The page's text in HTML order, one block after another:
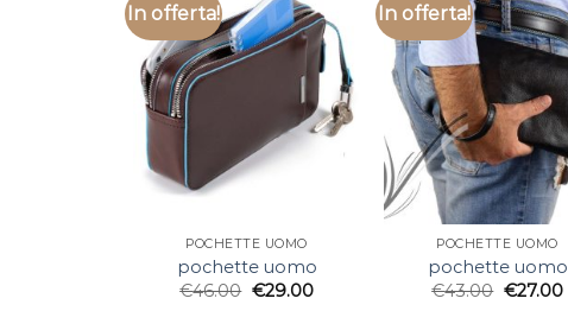
In offerta!
POCHETTE UOMO
pochette uomo
€46.00 €29.00
In offerta!
POCHETTE UOMO
pochette uomo
€43.00 €27.00